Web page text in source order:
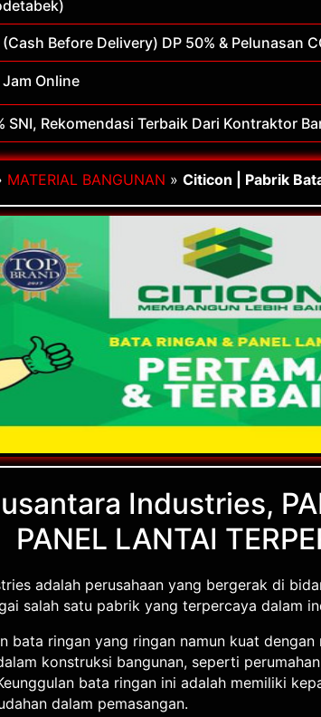
(Cash Before Delivery) DP 50% & Pelunasan
Jam Online
SNI, Rekomendasi Terbaik Dari Kontraktor
MATERIAL BANGUNAN » Citicon | Pabrik
Industries,
PANEL LANTAI
adalah perusahaan yang bergerak di
salah satu pabrik yang terpercaya dalam
bata ringan yang ringan namun kuat
konstruksi bangunan, seperti
bata ringan ini adalah memiliki
dalam pemasangan.